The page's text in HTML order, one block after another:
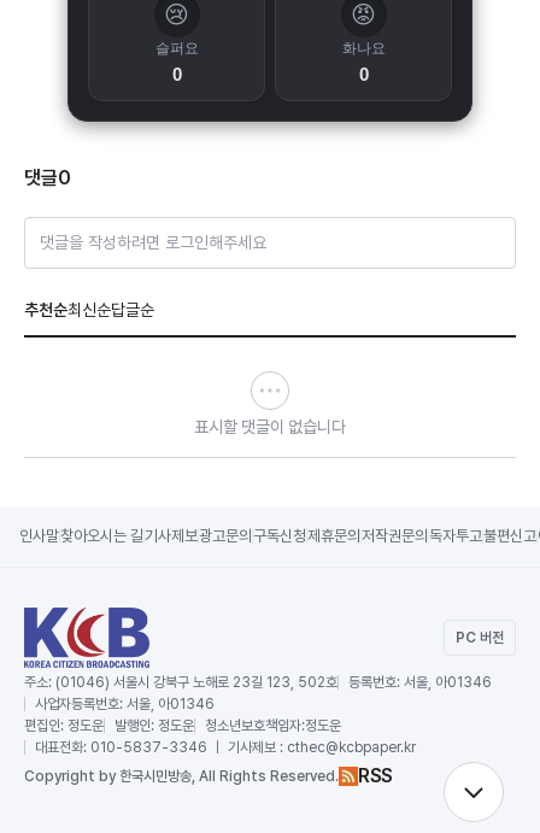
😢
슬퍼요
0
😡
화나요
0
댓글0
댓글을 작성하려면 로그인해주세요
추천순최신순답글순
표시할 댓글이 없습니다
인사말찾아오시는 길기사제보광고문의 구독신청제휴문의 저작권문의 독자투고불편신고
PC 버전
주소: (01046) 서울시 강북구 노해로 23길 123, 502호 등록번호: 서울, 아01346
사업자등록번호: 서울, 아01346
편집인: 정도운 발행인: 정도운 청소년보호책임자:정도운
대표전화: 010-5837-3346 ｜ 기사제보 : cthec@kcbpaper.kr
Copyright by 한국시민방송, All Rights Reserved. RSS